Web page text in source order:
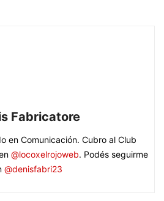
Fabricatore
en Comunicación. Cubro al Club
@locoxelrojoweb. Podés seguirme
@denisfabri23